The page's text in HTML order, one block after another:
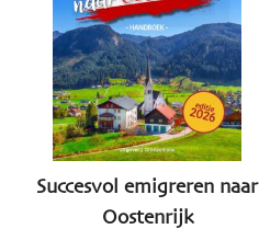
Succesvol emigreren naar
Oostenrijk